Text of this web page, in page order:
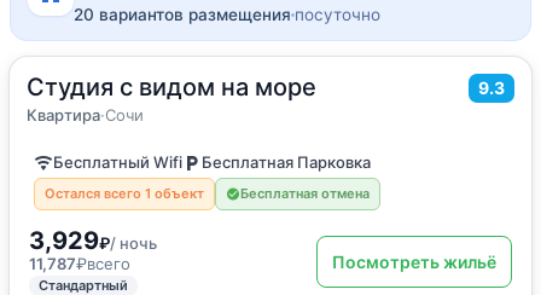
20 вариантов размещения посуточно
Студия с видом на море 9.3
Квартира·Сочи
30 м2· 1 гость
Квартира
Бесплатный Wifi Бесплатная Парковка
Остался всего 1 объект Бесплатная отмена
3,929₽/ ночь
11,787₽всего
Стандартный
Посмотреть жильё